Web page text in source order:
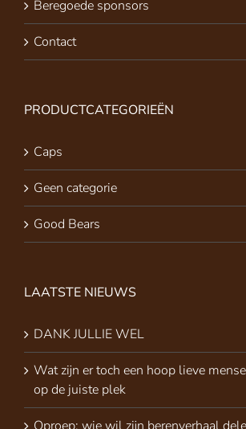
Beregoede sponsors
Contact
PRODUCTCATEGORIEËN
Caps
Geen categorie
Good Bears
LAATSTE NIEUWS
DANK JULLIE WEL
Wat zijn er toch een hoop lieve
op de juiste plek